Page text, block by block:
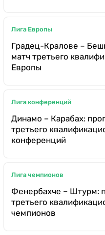
Лига Европы
Градец-Кралове –
матч третьего
Европы
Лига конференций
Динамо – Карабах:
третьего
конференций
Лига чемпионов
Фенербахче – Штурм:
третьего
чемпионов